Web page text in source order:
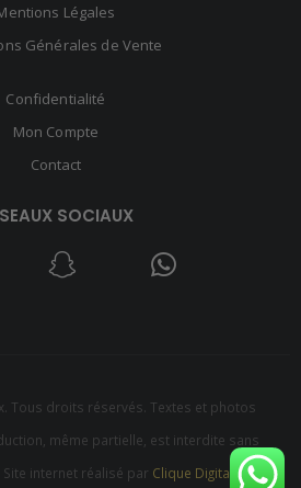
Légales
Générales de Vente
Confidentialité
Mon Compte
Contact
SOCIAUX
Tous droits réservés. Textes et photos
même partielle, est interdite sans
internet réalisé par Clique Digitale